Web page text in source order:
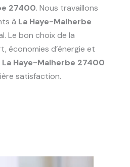
27400. Nous travaillons
à La Haye-Malherbe
Le bon choix de la
économies d’énergie et
La Haye-Malherbe 27400
satisfaction.